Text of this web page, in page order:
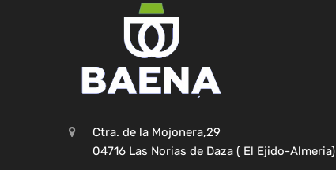
Ctra. de la Mojonera,29
04716 Las Norias de Daza ( El Ejido-Almeria)